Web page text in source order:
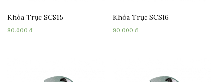
Khóa Trục SCS15
80.000 ₫
Khóa Trục SCS16
90.000₫